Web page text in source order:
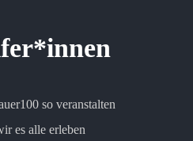
so veranstalten
es alle erleben